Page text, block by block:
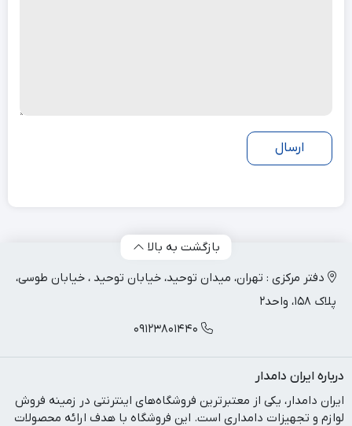
بازگشت به بالا
دفتر مرکزی : تهران، میدان توحید، خیابان توحید ، خیابان طوسی،
پلاک 158، واحد2
09123801440
درباره ایران دامدار
ایران دامدار، یکی از معتبرترین فروشگاه‌های اینترنتی در زمینه فروش
لوازم و تجهیزات دامداری است. این فروشگاه با هدف ارائه محصولات